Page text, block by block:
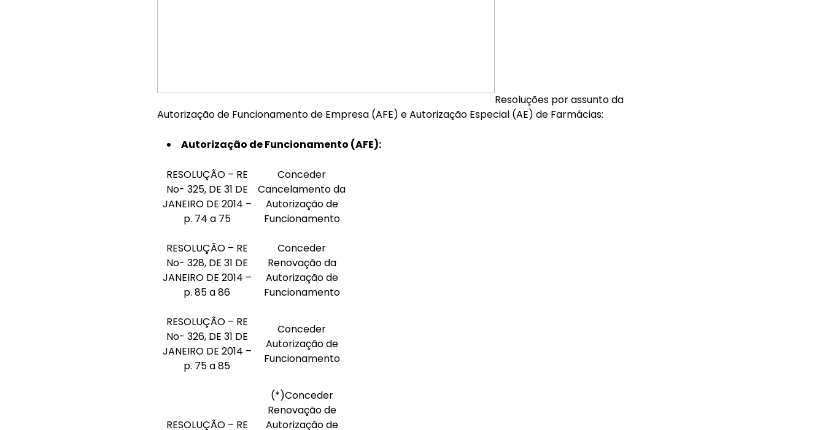
Resoluções por assunto da
Autorização de Funcionamento de Empresa (AFE) e Autorização Especial (AE) de Farmácias:
Autorização de Funcionamento (AFE):
RESOLUÇÃO – RE
No- 325, DE 31 DE
JANEIRO DE 2014 –
p. 74 a 75
Conceder
Cancelamento da
Autorização de
Funcionamento
RESOLUÇÃO – RE
No- 328, DE 31 DE
JANEIRO DE 2014 –
p. 85 a 86
Conceder
Renovação da
Autorização de
Funcionamento
RESOLUÇÃO – RE
No- 326, DE 31 DE
JANEIRO DE 2014 –
p. 75 a 85
Conceder
Autorização de
Funcionamento
RESOLUÇÃO – RE
(*)Conceder
Renovação de
Autorização de